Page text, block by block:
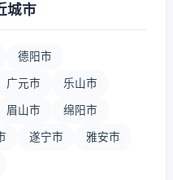
城市
德阳市
广元市 乐山市
眉山市 绵阳市
遂宁市 雅安市